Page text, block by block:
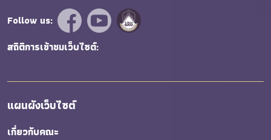
Follow us:
สถิติการเข้าชมเว็บไซต์:
แผนผังเว็บไซต์
เกี่ยวกับคณะ